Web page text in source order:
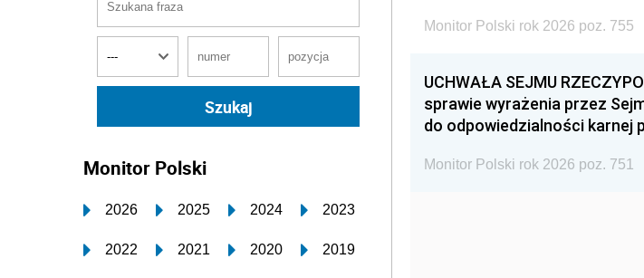
Monitor Polski
2026 2025 2024 2023
2022 2021 2020 2019
Monitor Polski rok 2026 poz. 755
UCHWAŁA SEJMU
sprawie wyrażenia przez
do odpowiedzialności karnej
Monitor Polski rok 2026 poz. 751